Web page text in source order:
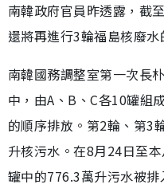
南韓政府官員昨透露，截
還將再進行3輪福島核廢水
南韓國務調整室第一次長
中，由A、B、C各10罐組
的順序排放。第2輪、第3
升核污水。在8月24日至
罐中的776.3萬升污水被排